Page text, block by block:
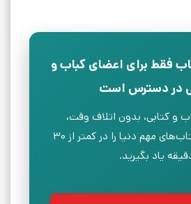
فقط برای اعضای کباب و
در دسترس است
و کتابی، بدون اتلاف وقت،
ایده‌های اصلی کتاب‌های مهم دنیا را در کمتر از ۳۰
یاد بگیرید.